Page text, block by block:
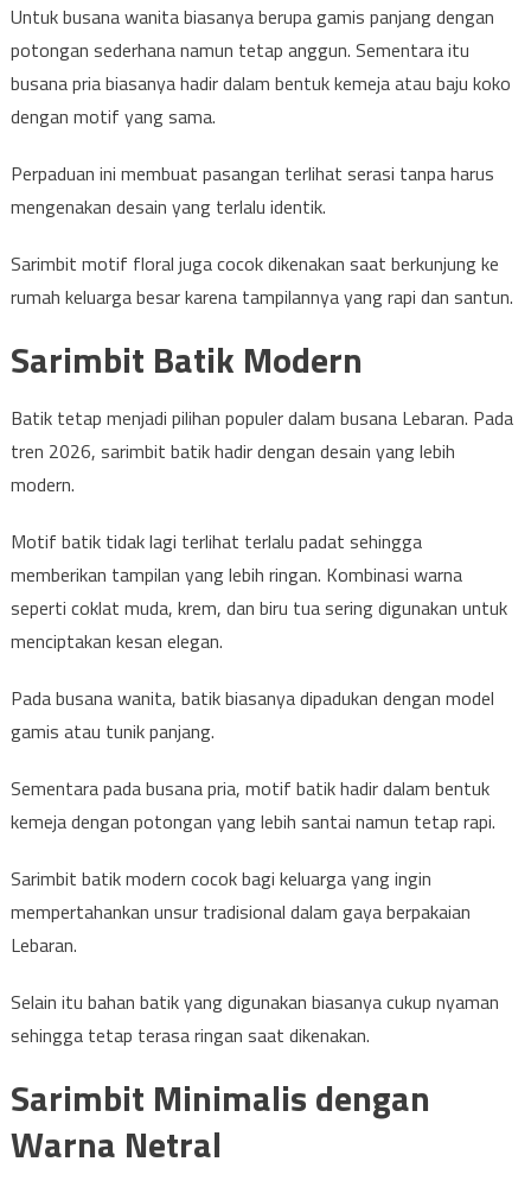
Untuk busana wanita biasanya berupa gamis panjang dengan
potongan sederhana namun tetap anggun. Sementara itu
busana pria biasanya hadir dalam bentuk kemeja atau baju koko
dengan motif yang sama.
Perpaduan ini membuat pasangan terlihat serasi tanpa harus
mengenakan desain yang terlalu identik.
Sarimbit motif floral juga cocok dikenakan saat berkunjung ke
rumah keluarga besar karena tampilannya yang rapi dan santun.
Sarimbit Batik Modern
Batik tetap menjadi pilihan populer dalam busana Lebaran. Pada
tren 2026, sarimbit batik hadir dengan desain yang lebih
modern.
Motif batik tidak lagi terlihat terlalu padat sehingga
memberikan tampilan yang lebih ringan. Kombinasi warna
seperti coklat muda, krem, dan biru tua sering digunakan untuk
menciptakan kesan elegan.
Pada busana wanita, batik biasanya dipadukan dengan model
gamis atau tunik panjang.
Sementara pada busana pria, motif batik hadir dalam bentuk
kemeja dengan potongan yang lebih santai namun tetap rapi.
Sarimbit batik modern cocok bagi keluarga yang ingin
mempertahankan unsur tradisional dalam gaya berpakaian
Lebaran.
Selain itu bahan batik yang digunakan biasanya cukup nyaman
sehingga tetap terasa ringan saat dikenakan.
Sarimbit Minimalis dengan
Warna Netral